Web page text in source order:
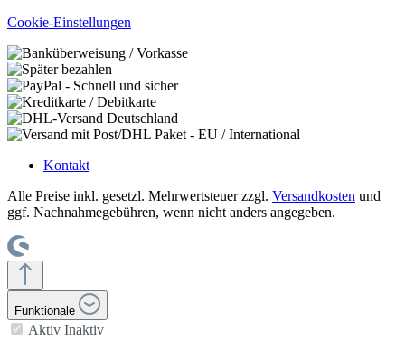
Cookie-Einstellungen
Kontakt
Alle Preise inkl. gesetzl. Mehrwertsteuer zzgl. Versandkosten und
ggf. Nachnahmegebühren, wenn nicht anders angegeben.
Funktionale
Aktiv Inaktiv